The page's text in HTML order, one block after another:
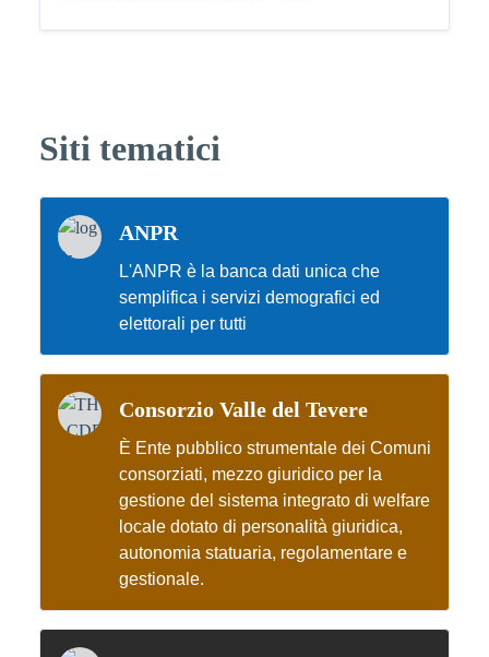
Siti tematici
ANPR
L'ANPR è la banca dati unica che
semplifica i servizi demografici ed
elettorali per tutti
Consorzio Valle del Tevere
È Ente pubblico strumentale dei Comuni
consorziati, mezzo giuridico per la
gestione del sistema integrato di welfare
locale dotato di personalità giuridica,
autonomia statuaria, regolamentare e
gestionale.